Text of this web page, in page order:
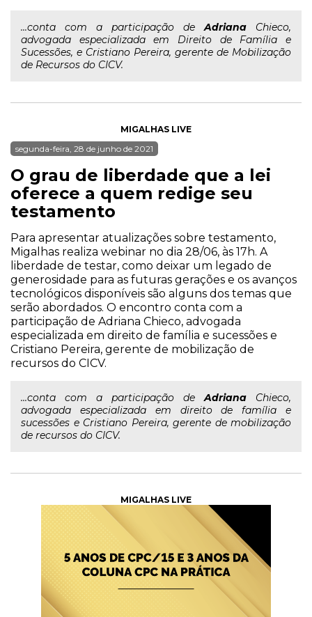
...conta com a participação deAdriana Chieco,
advogada especializada em Direito de Família e
Sucessões, e Cristiano Pereira, gerente de Mobilização
de Recursos do CICV.
MIGALHAS LIVE
segunda-feira, 28 de junho de 2021
O grau de liberdade que a lei
oferece a quem redige seu
testamento
Para apresentar atualizações sobre testamento,
Migalhas realiza webinar no dia 28/06, às 17h. A
liberdade de testar, como deixar um legado de
generosidade para as futuras gerações e os avanços
tecnológicos disponíveis são alguns dos temas que
serão abordados. O encontro conta com a
participação de Adriana Chieco, advogada
especializada em direito de família e sucessões e
Cristiano Pereira, gerente de mobilização de
recursos do CICV.
...conta com a participação deAdriana Chieco,
advogada especializada em direito de família e
sucessões e Cristiano Pereira, gerente de mobilização
de recursos do CICV.
MIGALHAS LIVE